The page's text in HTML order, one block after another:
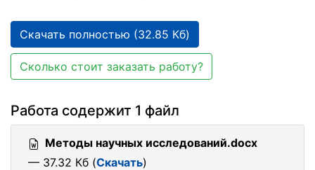
Скачать полностью (32.85 Кб)
Сколько стоит заказать работу?
Работа содержит 1 файл
Методы научных исследований.docx
— 37.32 Кб (Скачать)